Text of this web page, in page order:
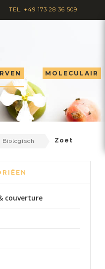
TEL. +49 173 28 36 509
MOLECULAIR
Biologisch Zoet
couverture